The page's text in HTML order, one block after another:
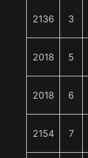
2136 3
2018 5
2018 6
2154 7